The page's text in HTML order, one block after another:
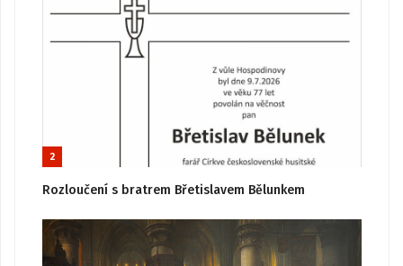
2
Rozloučení s bratrem Břetislavem Bělunkem